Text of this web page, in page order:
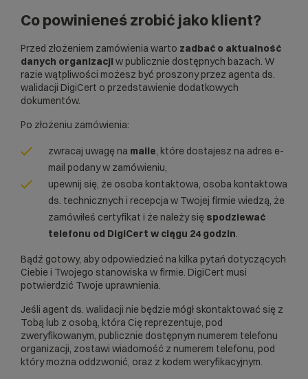
Co powinieneś zrobić jako klient?
Przed złożeniem zamówienia warto zadbać o aktualność
danych organizacji w publicznie dostępnych bazach. W
razie wątpliwości możesz być proszony przez agenta ds.
walidacji DigiCert o przedstawienie dodatkowych
dokumentów.
Po złożeniu zamówienia:
zwracaj uwagę na maile, które dostajesz na adres e-
mail podany w zamówieniu,
upewnij się, że osoba kontaktowa, osoba kontaktowa
ds. technicznych i recepcja w Twojej firmie wiedzą, że
zamówiłeś certyfikat i że należy się spodziewać
telefonu od DigiCert w ciągu 24 godzin.
Bądź gotowy, aby odpowiedzieć na kilka pytań dotyczących
Ciebie i Twojego stanowiska w firmie. DigiCert musi
potwierdzić Twoje uprawnienia.
Jeśli agent ds. walidacji nie będzie mógł skontaktować się z
Tobą lub z osobą, która Cię reprezentuje, pod
zweryfikowanym, publicznie dostępnym numerem telefonu
organizacji, zostawi wiadomość z numerem telefonu, pod
który można oddzwonić, oraz z kodem weryfikacyjnym.